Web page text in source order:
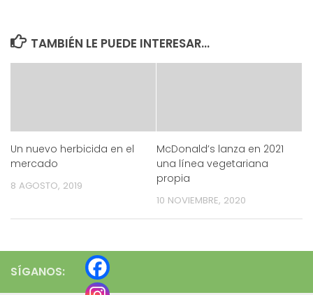
TAMBIÉN LE PUEDE INTERESAR...
Un nuevo herbicida en el
mercado
8 AGOSTO, 2019
McDonald’s lanza en 2021
una línea vegetariana
propia
10 NOVIEMBRE, 2020
SÍGANOS: